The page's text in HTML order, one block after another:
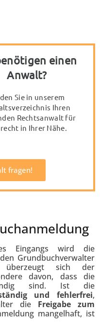
einen
Anwalt?
Sie in unserem
Ihren
Rechtsanwalt für
in Ihrer Nähe.
fragen!
Eingangs wird die
Grundbuchverwalter
überzeugt sich der
davon, dass die
sind. Ist die
und fehlerfrei,
die Freigabe zum
mangelhaft, ist